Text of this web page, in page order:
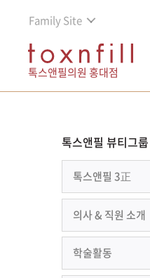
Family Site
톡스앤필의원 홍대점
톡스앤필 뷰티그룹
톡스앤필 3正
의사 & 직원 소개
학술활동